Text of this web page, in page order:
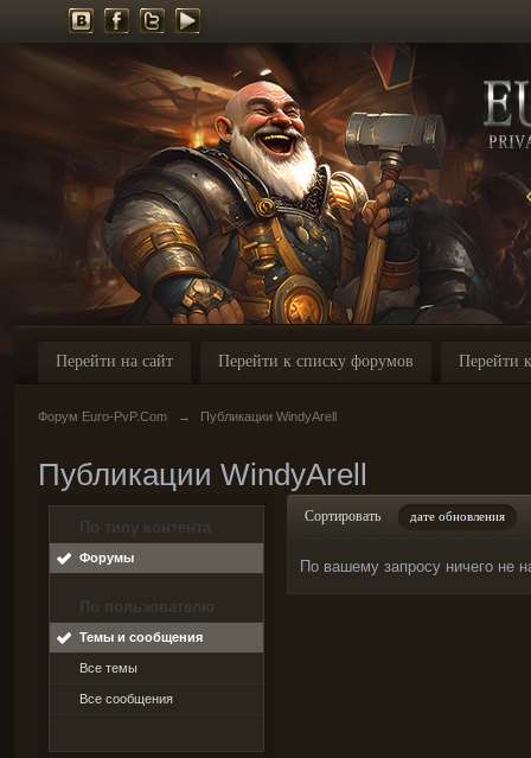
Перейти на сайт Перейти к списку форумов Перейти
Форум Euro-PvP.Com → Публикации WindyArell
Публикации WindyArell
По типу контента
Форумы
По пользователю
Темы и сообщения
Все темы
Все сообщения
Сортировать дате обновления
По вашему запросу ничего не